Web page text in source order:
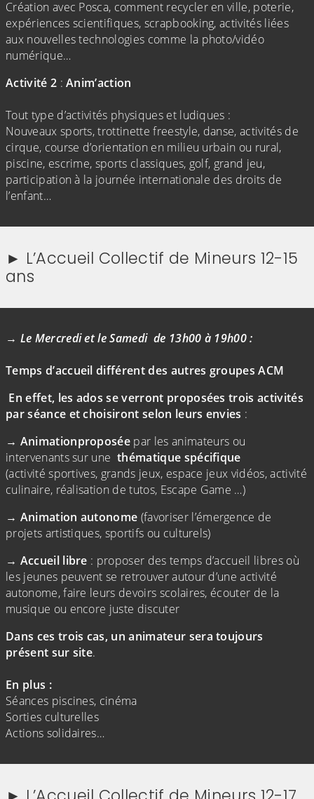
Création avec Posca, comment recycler en ville, poterie,
expériences scientifiques, scrapbooking, activités liées
aux nouvelles technologies comme la photo/vidéo
numérique…
Activité 2 :Anim’action
Tout type d’activités physiques et ludiques :
Nouveaux sports, trottinette freestyle, danse, activités de
cirque, course d’orientation en milieu urbain ou rural,
piscine, escrime, sports classiques, golf, grand jeu,
participation à la journée internationale des droits de
l’enfant…
► L’Accueil Collectif de Mineurs 12-15
ans
→ Le Mercredi et le Samedi de 13h00 à 19h00 :
Temps d’accueil différent des autres groupes ACM
Eneffet, les ados se verront proposéestrois activités
par séance et choisiront selon leurs envies :
→ Animationproposée par les animateurs ou
intervenants sur unethématique spécifique
(activité sportives, grands jeux, espace jeux vidéos, activité
culinaire, réalisation de tutos, Escape Game …)
→ Animation autonome (favoriser l’émergence de
projets artistiques, sportifs ou culturels)
→ Accueil libre : proposer des temps d’accueil libres où
les jeunes peuvent se retrouver autour d’une activité
autonome, faire leurs devoirs scolaires, écouter de la
musique ou encore juste discuter
Dans ces trois cas, un animateur sera toujours
présent sur site.
En plus :
Séances piscines, cinéma
Sorties culturelles
Actions solidaires…